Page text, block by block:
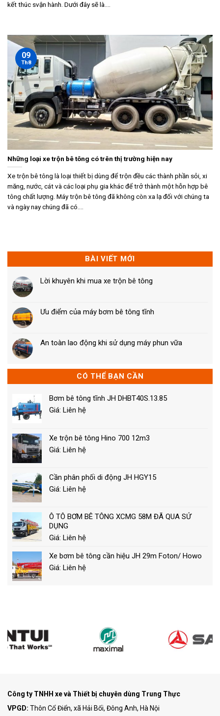
kết thúc svận hành. Dưới đây sẽ là....
Những loại xe trộn bê tông có trên thị trường hiện nay
Xe trộn bê tông là loại thiết bị dùng để trộn đều các thành phần sỏi, xi
măng, nước, cát và các loại phụ gia khác để trở thành một hỗn hợp bê
tông chất lượng. Máy trộn bê tông đã không còn xa lạ đối với chúng ta
và ngày nay chúng đã có....
09
Th8
BÀI VIẾT MỚI
Lời khuyên khi mua xe trộn bê tông
Ưu điểm của máy bơm bê tông tĩnh
An toàn lao động khi sử dụng máy phun vữa
CÓ THỂ BẠN CẦN
Bơm bê tông tĩnh JH DHBT40S.13.85
Giá: Liên hệ
Xe trộn bê tông Hino 700 12m3
Giá: Liên hệ
Cần phân phối di động JH HGY15
Giá: Liên hệ
Ô TÔ BƠM BÊ TÔNG XCMG 58M ĐÃ QUA SỬ
DỤNG
Giá: Liên hệ
Xe bơm bê tông cần hiệu JH 29m Foton/ Howo
Giá: Liên hệ
Công ty TNHH xe và Thiết bị chuyên dùng Trung Thực
VPGD: Thôn Cổ Điển, xã Hải Bối, Đông Anh, Hà Nội